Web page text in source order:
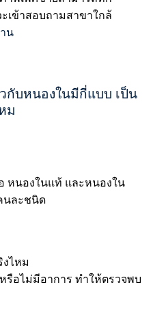
เข้าสอบถามสาขาใกล้
น
กับหนองในมีกี่แบบ เป็น
ม
หนองในแท้ และหนองใน
นละชนิด
ไหม
รือไม่มีอาการ ทำให้ตรวจพบ